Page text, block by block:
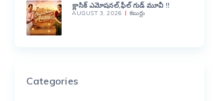
క్లాసిక్ ఎమోషనల్,ఫీల్ గుడ్ మూవీ !!
AUGUST 3, 2026 కబుర్లు
Categories